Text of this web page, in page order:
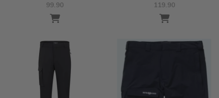
99.90 119.90